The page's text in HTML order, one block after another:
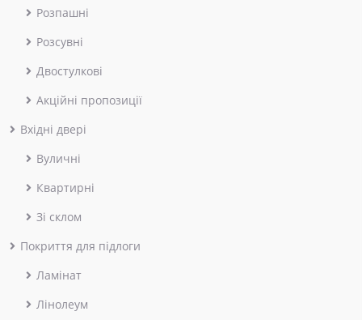
Розпашні
Розсувні
Двостулкові
Акційні пропозиції
Вхідні двері
Вуличні
Квартирні
Зі склом
Покриття для підлоги
Ламінат
Лінолеум